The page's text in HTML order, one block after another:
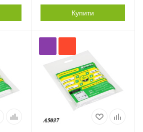
Купити